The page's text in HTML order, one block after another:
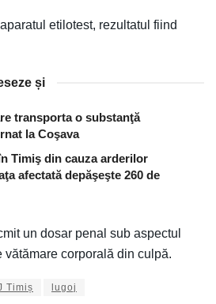
etilotest, rezultatul fiind
și
transporta o substanţă
la Coşava
Timiş din cauza arderilor
afectată depăşeşte 260 de
un dosar penal sub aspectul
corporală din culpă.
Timiș lugoj